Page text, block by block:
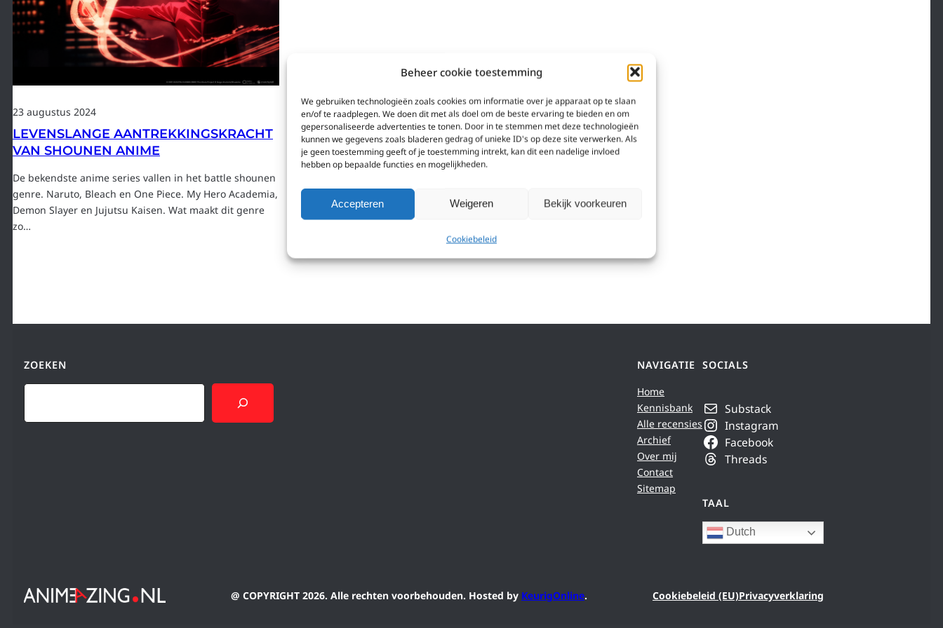
Beheer cookie toestemming
We gebruiken technologieën zoals cookies om informatie over je apparaat op te slaan
en/of te raadplegen. We doen dit met als doel om de beste ervaring te bieden en om
gepersonaliseerde advertenties te tonen. Door in te stemmen met deze technologieën
kunnen we gegevens zoals bladeren gedrag of unieke ID's op deze site verwerken. Als
je geen toestemming geeft of je toestemming intrekt, kan dit een nadelige invloed
hebben op bepaalde functies en mogelijkheden.
Accepteren Weigeren Bekijk voorkeuren
Cookiebeleid
23 augustus 2024
LEVENSLANGE AANTREKKINGSKRACHT
VAN SHOUNEN ANIME
De bekendste anime series vallen in het battle shounen
genre. Naruto, Bleach en One Piece. My Hero Academia,
Demon Slayer en Jujutsu Kaisen. Wat maakt dit genre
zo…
ZOEKEN NAVIGATIE
Home
Kennisbank
Alle recensies
Archief
Over mij
Contact
Sitemap
SOCIALS
Substack
Instagram
Facebook
Threads
TAAL
Dutch
@ COPYRIGHT 2026. Alle rechten voorbehouden. Hosted by KeurigOnline. Cookiebeleid (EU)Privacyverklaring